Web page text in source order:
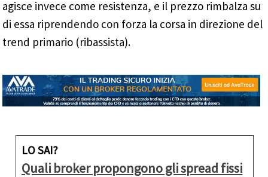
agisce invece come resistenza, e il prezzo rimbalza su
di essa riprendendo con forza la corsa in direzione del
trend primario (ribassista).
LO SAI?
Quali broker propongono gli spread fissi